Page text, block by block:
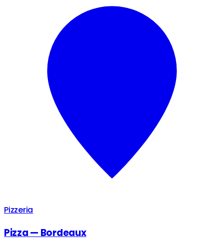
Pizzeria
Pizza — Bordeaux